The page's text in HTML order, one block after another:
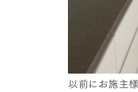
以前にお施主様